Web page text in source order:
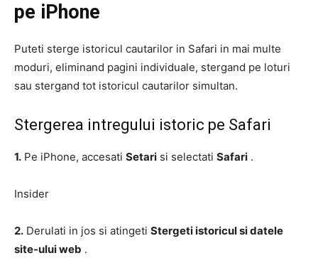
pe iPhone
Puteti sterge istoricul cautarilor in Safari in mai multe
moduri, eliminand pagini individuale, stergand pe loturi
sau stergand tot istoricul cautarilor simultan.
Stergerea intregului istoric pe Safari
1. Pe iPhone, accesati Setari si selectati Safari .
Insider
2. Derulati in jos si atingeti Stergeti istoricul si datele
site-ului web .